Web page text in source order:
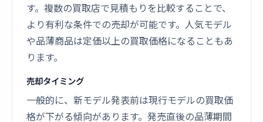
す。複数の買取店で見積もりを比較することで、
より有利な条件での売却が可能です。人気モデル
や品薄商品は定価以上の買取価格になることもあ
ります。
売却タイミング
一般的に、新モデル発表前は現行モデルの買取価
格が下がる傾向があります。発売直後の品薄期間